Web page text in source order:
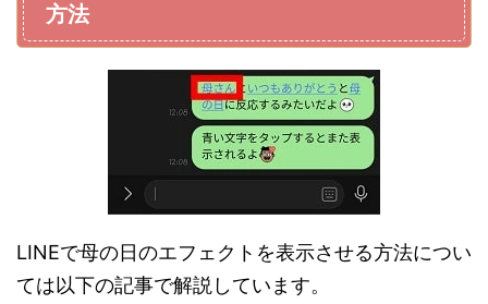
方法
LINEで母の日のエフェクトを表示させる方法につい
ては以下の記事で解説しています。